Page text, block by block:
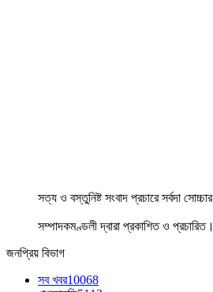
সত্য ও বস্তুনিষ্ট সংবাদ প্রচারে সর্বদা সোচ্চার
সম্পাদকমণ্ডলী দ্বারা প্রকাশিত ও প্রচারিত।
জনপ্রিয় বিভাগ
সব খবর10068